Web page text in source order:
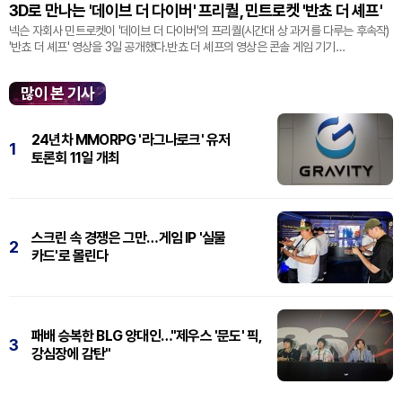
3D로 만나는 '데이브 더 다이버' 프리퀄, 민트로켓 '반쵸 더 셰프'
넥슨 자회사 민트로켓이 '데이브 더 다이버'의 프리퀄(시간대 상 과거를 다루는 후속작)
'반쵸 더 셰프' 영상을 3일 공개했다.반쵸 더 셰프의 영상은 콘솔 게임 기기
많이 본 기사
1
24년차 MMORPG '라그나로크' 유저
토론회 11일 개최
2
스크린 속 경쟁은 그만…게임 IP '실물
카드'로 몰린다
3
패배 승복한 BLG 양대인…"제우스 '문도' 픽,
강심장에 감탄"